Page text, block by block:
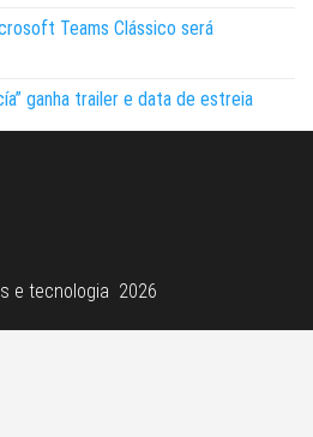
Teams Clássico será
ganha trailer e data de estreia
e tecnologia 2026